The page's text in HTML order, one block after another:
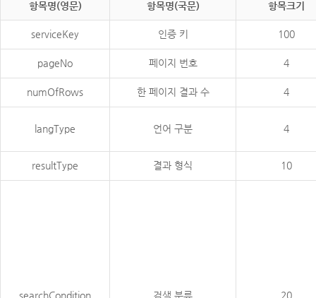
항목명(영문) 항목명(국문) 항목크기
serviceKey 인증 키 100
pageNo 페이지 번호 4
numOfRows 한 페이지 결과 수 4
langType 언어 구분 4
resultType 결과 형식 10
searchCondition 검색 분류 20